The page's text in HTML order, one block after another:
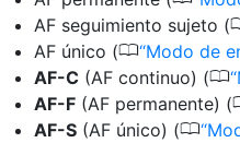
AF seguimiento sujeto (
AF único (0 Modo de
AF-C (AF continuo) (0
AF-F (AF permanente) (
AF-S (AF único) (0